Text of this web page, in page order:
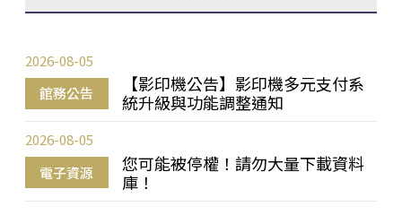
館務公告
【影印機公告】影印機多元支付系
統升級與功能調整通知
2026-08-05
電子資源
您可能被停權！請勿大量下載資料
庫！
2026-08-05